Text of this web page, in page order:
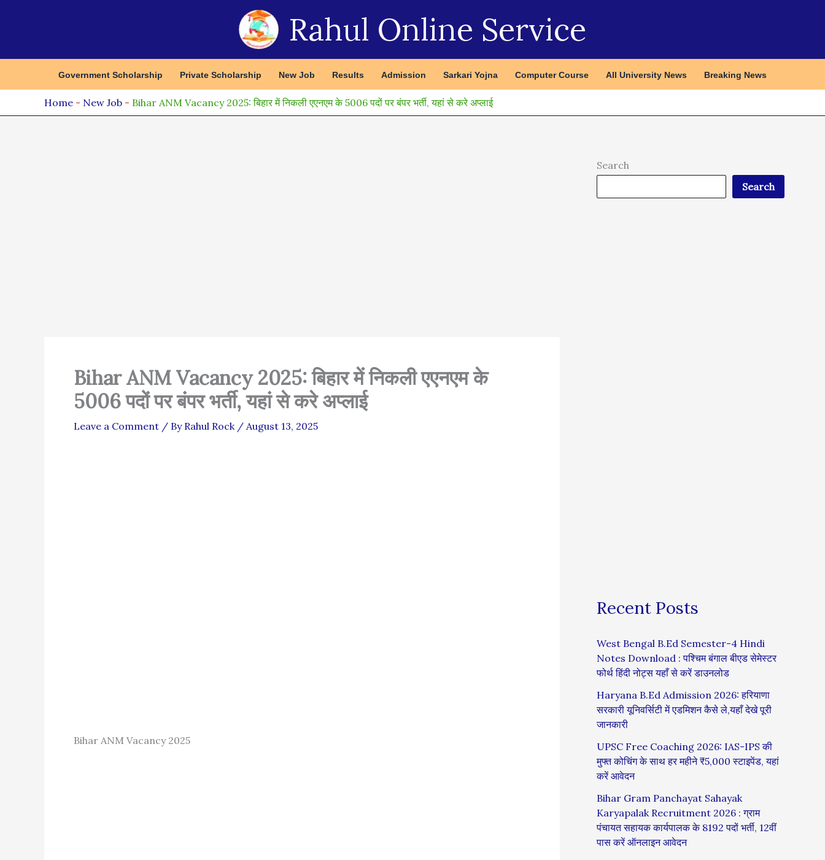
Rahul Online Service
Government Scholarship Private Scholarship New Job Results Admission Sarkari Yojna Computer Course All University News Breaking News
Home - New Job - Bihar ANM Vacancy 2025: बिहार में निकली एएनएम के 5006 पदों पर बंपर भर्ती, यहां से करे अप्लाई
Bihar ANM Vacancy 2025: बिहार में निकली एएनएम के
5006 पदों पर बंपर भर्ती, यहां से करे अप्लाई
Leave a Comment / By Rahul Rock / August 13, 2025
Bihar ANM Vacancy 2025
Search
Search
Recent Posts
West Bengal B.Ed Semester-4 Hindi
Notes Download : पश्चिम बंगाल बीएड सेमेस्टर
फोर्थ हिंदी नोट्स यहाँ से करें डाउनलोड
Haryana B.Ed Admission 2026: हरियाणा
सरकारी यूनिवर्सिटी में एडमिशन कैसे ले,यहाँ देखे पूरी
जानकारी
UPSC Free Coaching 2026: IAS-IPS की
मुफ्त कोचिंग के साथ हर महीने ₹5,000 स्टाइपेंड, यहां
करें आवेदन
Bihar Gram Panchayat Sahayak
Karyapalak Recruitment 2026 : ग्राम
पंचायत सहायक कार्यपालक के 8192 पदों भर्ती, 12वीं
पास करें ऑनलाइन आवेदन